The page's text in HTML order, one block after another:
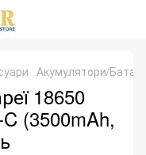
Акумулятори/
18650
(3500mAh,